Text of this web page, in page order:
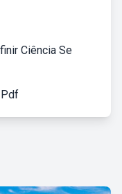
Ciência Se
Pdf